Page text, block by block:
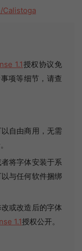
Calistoga
1.1授权协议免
项等细节，请查
自由商用，无需
将字体安装于系
与任何软件捆绑
或改造后的字体
1.1授权公开。